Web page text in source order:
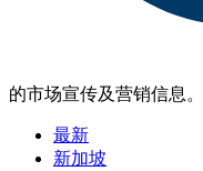
的市场宣传及营销信息。
最新
新加坡